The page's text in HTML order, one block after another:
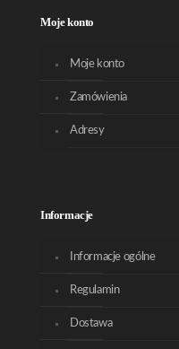
Moje konto
Moje konto
Zamówienia
Adresy
Informacje
Informacje ogólne
Regulamin
Dostawa